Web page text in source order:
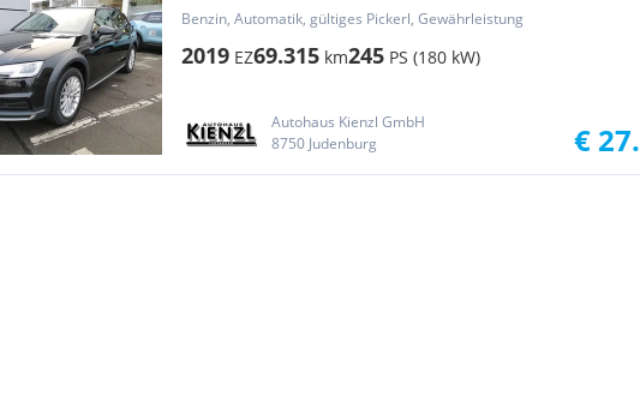
Benzin, Automatik, gültiges Pickerl, Gewährleistung
2019 EZ69.315 km245 PS (180 kW)
Autohaus Kienzl GmbH
8750 Judenburg
€